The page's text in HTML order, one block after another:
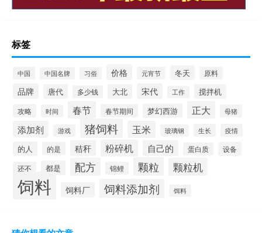
标签
中国 中国名牌 习俗 价格 元宵节 冬天 原料
品牌 唐代 多少钱 大北 宋代 工作 搅拌机
攻略 时间 春节 春节期间 梦幻西游 正大 母猪
添加剂 游戏 猪饲料 玉米 玻璃钢 生长 疫情
的人 的是 秸秆 粉碎机 自己的 蛋白质 设备
还不 都是 配方 锦鲤 颗粒 颗粒机
饲料 饲料厂 饲料添加剂 饵料